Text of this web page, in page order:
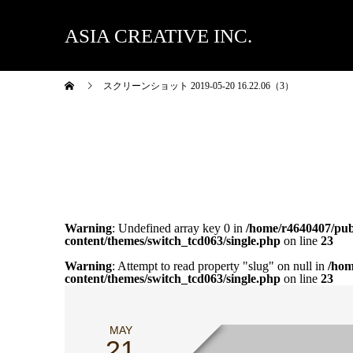
ASIA CREATIVE INC.
スクリーンショット 2019-05-20 16.22.06（3）
Warning: Undefined array key 0 in /home/r4640407/
content/themes/switch_tcd063/single.php on line 23
Warning: Attempt to read property "slug" on null in /
content/themes/switch_tcd063/single.php on line 23
MAY